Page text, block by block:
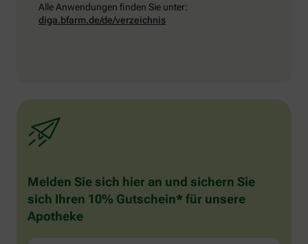
Alle Anwendungen finden Sie unter:
diga.bfarm.de/de/verzeichnis
Melden Sie sich hier an und sichern Sie
sich Ihren 10% Gutschein* für unsere
Apotheke